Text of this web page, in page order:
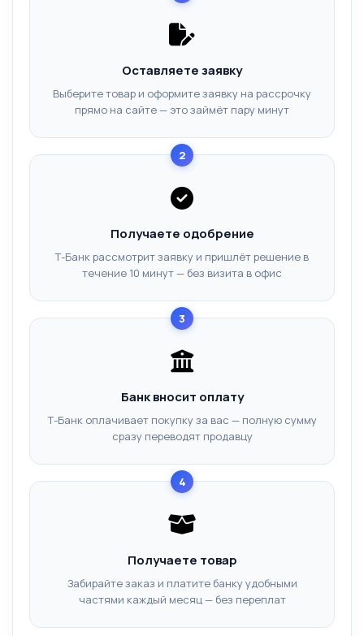
Оставляете заявку
Выберите товар и оформите заявку на рассрочку
прямо на сайте — это займёт пару минут
2
Получаете одобрение
Т-Банк рассмотрит заявку и пришлёт решение в
течение 10 минут — без визита в офис
3
Банк вносит оплату
Т-Банк оплачивает покупку за вас — полную сумму
сразу переводят продавцу
4
Получаете товар
Забирайте заказ и платите банку удобными
частями каждый месяц — без переплат